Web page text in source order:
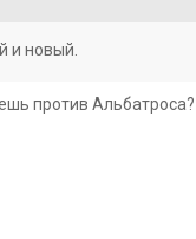
и новый.
против Альбатроса?